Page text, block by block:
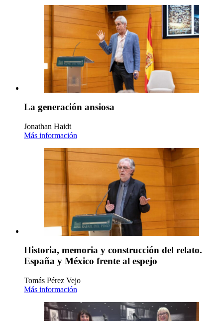
La generación ansiosa
Jonathan Haidt
Más información
Historia, memoria y construcción del relato.
España y México frente al espejo
Tomás Pérez Vejo
Más información